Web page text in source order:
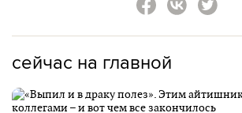
сейчас на главной